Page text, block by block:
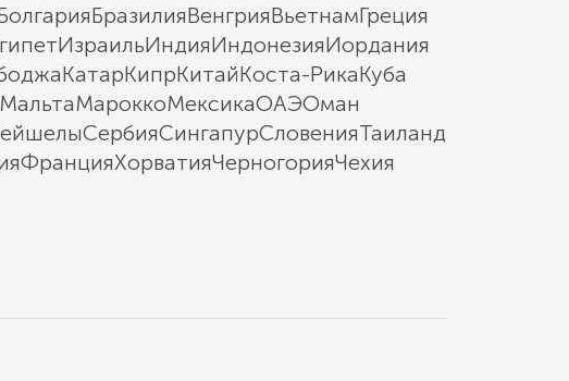
БразилияВенгрияВьетнамГреция
ИзраильИндияИндонезияИордания
КатарКипрКитайКоста-РикаКуба
МальтаМароккоМексикаОАЭОман
СербияСингапурСловенияТаиланд
ФранцияХорватияЧерногорияЧехия